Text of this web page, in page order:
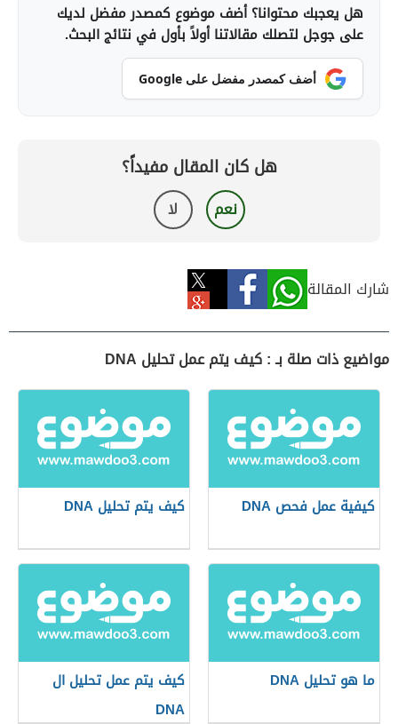
هل يعجبك محتوانا؟ أضف موضوع كمصدر مفضل لديك
على جوجل لتصلك مقالاتنا أولاً بأول في نتائج البحث.
أضف كمصدر مفضل على Google
هل كان المقال مفيداً؟
نعم لا
شارك المقالة
مواضيع ذات صلة بـ : كيف يتم عمل تحليل DNA
كيفية عمل فحص DNA كيف يتم تحليل DNA
ما هو تحليل DNA
كيف يتم عمل تحليل ال
DNA